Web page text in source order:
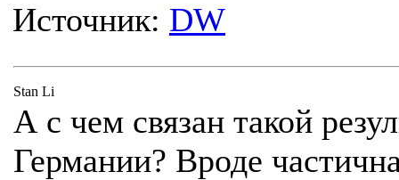
Источник: DW
Stan Li
А с чем связан такой
Германии? Вроде